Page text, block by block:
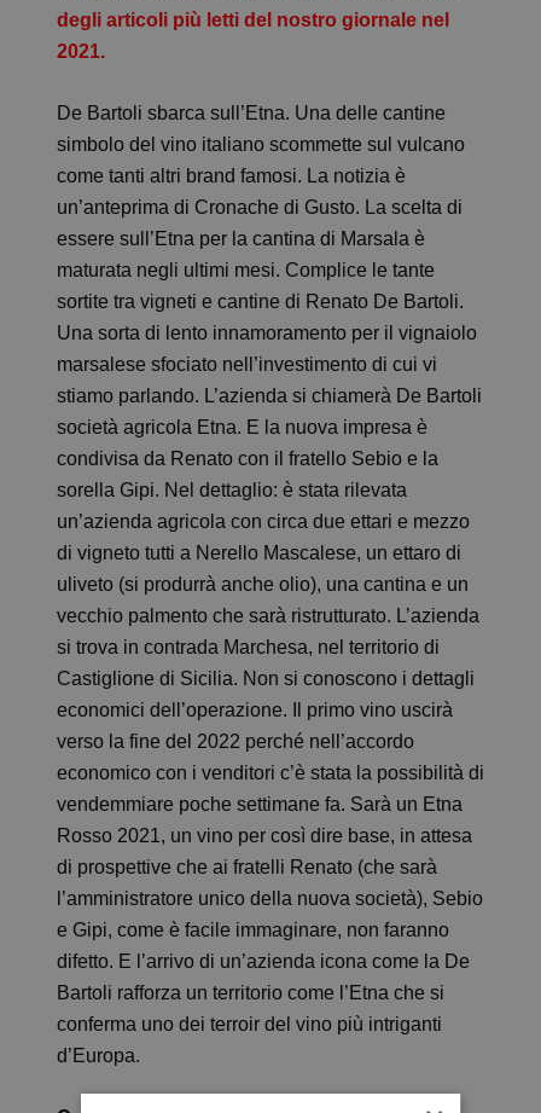
degli articoli più letti del nostro giornale nel
2021.
De Bartoli sbarca sull’Etna. Una delle cantine
simbolo del vino italiano scommette sul vulcano
come tanti altri brand famosi. La notizia è
un’anteprima di Cronache di Gusto. La scelta di
essere sull’Etna per la cantina di Marsala è
maturata negli ultimi mesi. Complice le tante
sortite tra vigneti e cantine di Renato De Bartoli.
Una sorta di lento innamoramento per il vignaiolo
marsalese sfociato nell’investimento di cui vi
stiamo parlando. L’azienda si chiamerà De Bartoli
società agricola Etna. E la nuova impresa è
condivisa da Renato con il fratello Sebio e la
sorella Gipi. Nel dettaglio: è stata rilevata
un’azienda agricola con circa due ettari e mezzo
di vigneto tutti a Nerello Mascalese, un ettaro di
uliveto (si produrrà anche olio), una cantina e un
vecchio palmento che sarà ristrutturato. L’azienda
si trova in contrada Marchesa, nel territorio di
Castiglione di Sicilia. Non si conoscono i dettagli
economici dell’operazione. Il primo vino uscirà
verso la fine del 2022 perché nell’accordo
economico con i venditori c’è stata la possibilità di
vendemmiare poche settimane fa. Sarà un Etna
Rosso 2021, un vino per così dire base, in attesa
di prospettive che ai fratelli Renato (che sarà
l’amministratore unico della nuova società), Sebio
e Gipi, come è facile immaginare, non faranno
difetto. E l’arrivo di un’azienda icona come la De
Bartoli rafforza un territorio come l’Etna che si
conferma uno dei terroir del vino più intriganti
d’Europa.